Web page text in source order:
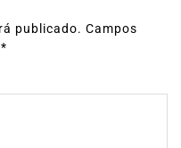
publicado. Campos
*